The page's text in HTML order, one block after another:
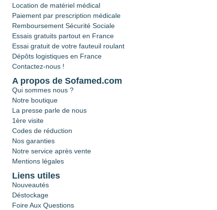
Location de matériel médical
Paiement par prescription médicale
Remboursement Sécurité Sociale
Essais gratuits partout en France
Essai gratuit de votre fauteuil roulant
Dépôts logistiques en France
Contactez-nous !
A propos de Sofamed.com
Qui sommes nous ?
Notre boutique
La presse parle de nous
1ère visite
Codes de réduction
Nos garanties
Notre service après vente
Mentions légales
Liens utiles
Nouveautés
Déstockage
Foire Aux Questions